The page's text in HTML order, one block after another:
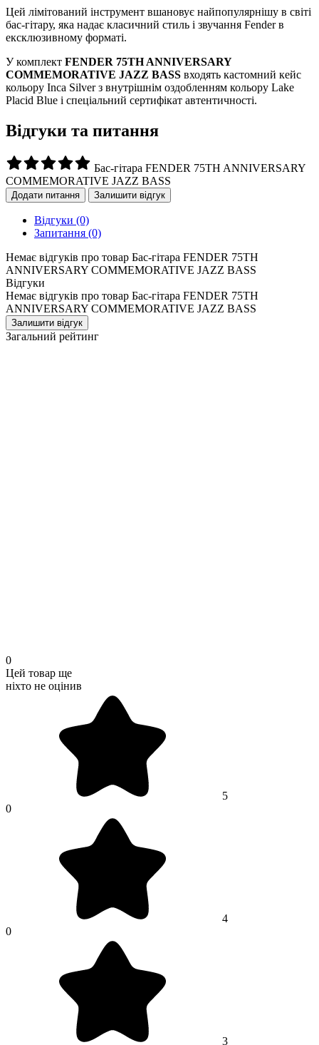
Цей лімітований інструмент вшановує найпопулярнішу в світі
бас-гітару, яка надає класичний стиль і звучання Fender в
ексклюзивному форматі.
У комплект FENDER 75TH ANNIVERSARY
COMMEMORATIVE JAZZ BASS входять кастомний кейс
кольору Inca Silver з внутрішнім оздобленням кольору Lake
Placid Blue і спеціальний сертифікат автентичності.
Відгуки та питання
Бас-гітара FENDER 75TH ANNIVERSARY
COMMEMORATIVE JAZZ BASS
Додати питання Залишити відгук
Відгуки (0)
Запитання (0)
Немає відгуків про товар Бас-гітара FENDER 75TH
ANNIVERSARY COMMEMORATIVE JAZZ BASS
Відгуки
Немає відгуків про товар Бас-гітара FENDER 75TH
ANNIVERSARY COMMEMORATIVE JAZZ BASS
Залишити відгук
Загальний рейтинг
0
Цей товар ще
ніхто не оцінив
5
0
4
0
3